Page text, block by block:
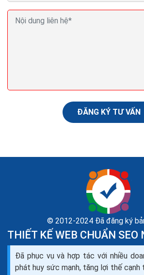
thiệu...
Thiết kế website bán máy đếm tiền
marketing ra đơn 100%
ĐĂNG KÝ TƯ VẤN
© 2012-2024 Đã đăng ký
THIẾT KẾ WEB CHUẨN SEO
Đã phục vụ và hợp tác với nhiều
phát huy sức mạnh, tăng lợi thế cạnh